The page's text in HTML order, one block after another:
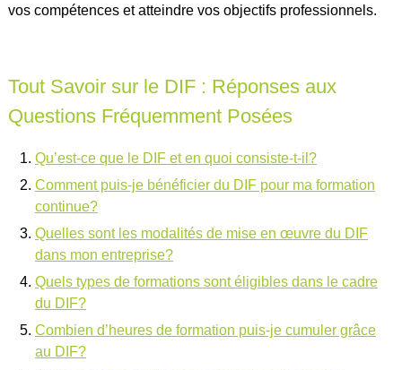
vos compétences et atteindre vos objectifs professionnels.
Tout Savoir sur le DIF : Réponses aux
Questions Fréquemment Posées
Qu’est-ce que le DIF et en quoi consiste-t-il?
Comment puis-je bénéficier du DIF pour ma formation
continue?
Quelles sont les modalités de mise en œuvre du DIF
dans mon entreprise?
Quels types de formations sont éligibles dans le cadre
du DIF?
Combien d’heures de formation puis-je cumuler grâce
au DIF?